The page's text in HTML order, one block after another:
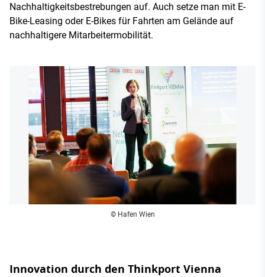
Nachhaltigkeitsbestrebungen auf. Auch setze man mit E-
Bike-Leasing oder E-Bikes für Fahrten am Gelände auf
nachhaltigere Mitarbeitermobilität.
© Hafen Wien
Innovation durch den Thinkport Vienna